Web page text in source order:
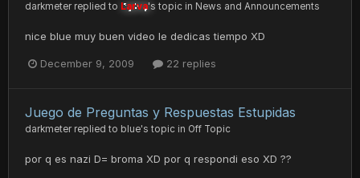
darkmeter replied to Larva's topic in News and Announcements
nice blue muy buen video le dedicas tiempo XD
December 9, 2009 22 replies
Juego de Preguntas y Respuestas Estupidas
darkmeter replied to blue's topic in Off Topic
por q es nazi D= broma XD por q respondi eso XD ??